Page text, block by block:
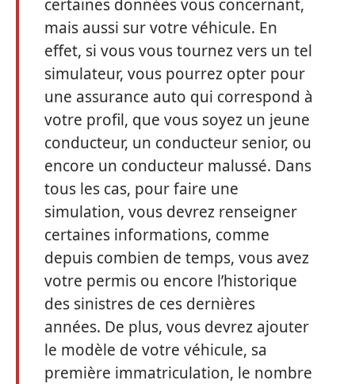
certaines données vous concernant,
mais aussi sur votre véhicule. En
effet, si vous vous tournez vers un tel
simulateur, vous pourrez opter pour
une assurance auto qui correspond à
votre profil, que vous soyez un jeune
conducteur, un conducteur senior, ou
encore un conducteur malussé. Dans
tous les cas, pour faire une
simulation, vous devrez renseigner
certaines informations, comme
depuis combien de temps, vous avez
votre permis ou encore l’historique
des sinistres de ces dernières
années. De plus, vous devrez ajouter
le modèle de votre véhicule, sa
première immatriculation, le nombre